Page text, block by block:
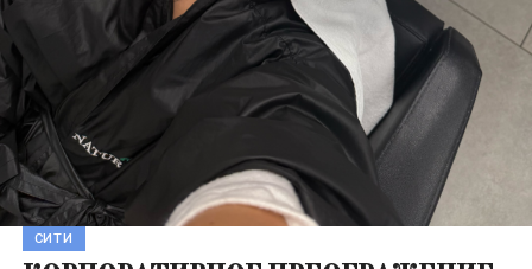
СИТИ